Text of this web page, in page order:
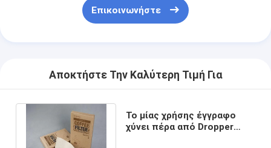
Επικοινωνήστε
Αποκτήστε Την Καλύτερη Τιμή Για
Το μίας χρήσης έγγραφο
χύνει πέρα από Dropper